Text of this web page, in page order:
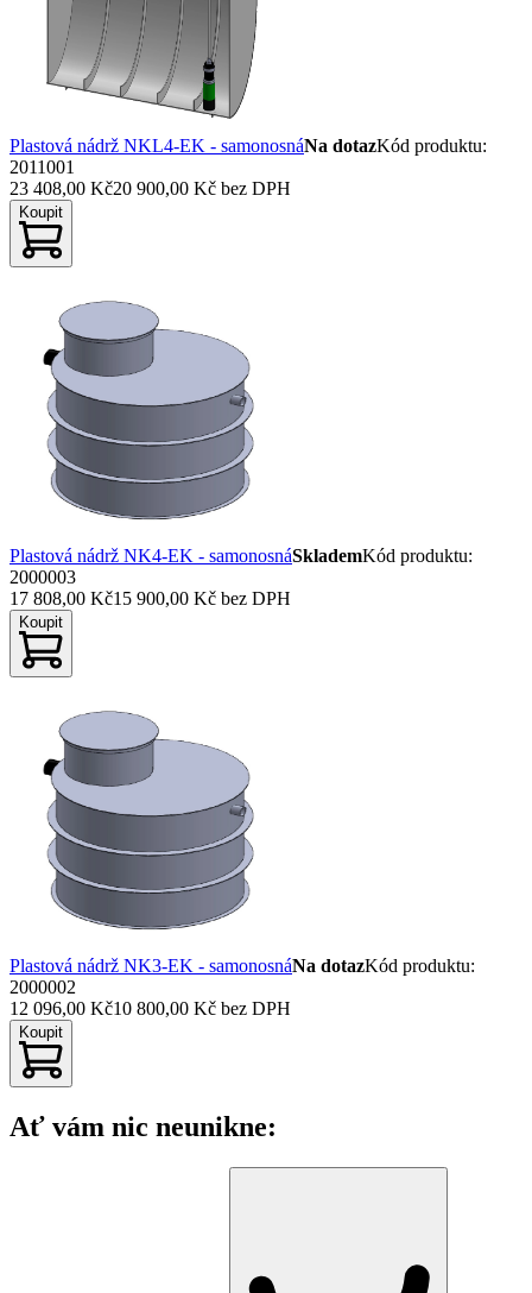
Plastová nádrž NKL4-EK - samonosnáNa dotazKód produktu:
2011001
23 408,00 Kč20 900,00 Kč bez DPH
Koupit
Plastová nádrž NK4-EK - samonosnáSklademKód produktu:
2000003
17 808,00 Kč15 900,00 Kč bez DPH
Koupit
Plastová nádrž NK3-EK - samonosnáNa dotazKód produktu:
2000002
12 096,00 Kč10 800,00 Kč bez DPH
Koupit
Ať vám nic neunikne: